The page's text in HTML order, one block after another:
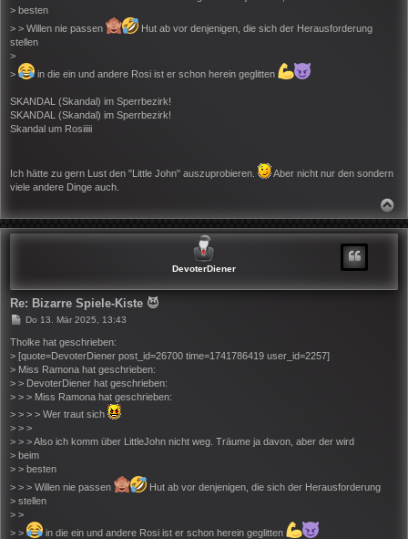
> besten
> > Willen nie passen
Hut ab vor denjenigen, die sich der Herausforderung
stellen
>
>
in die ein und andere Rosi ist er schon herein geglitten
SKANDAL (Skandal) im Sperrbezirk!
SKANDAL (Skandal) im Sperrbezirk!
Skandal um Rosiiiii
Ich hätte zu gern Lust den "Little John" auszuprobieren.
Aber nicht nur den sondern
viele andere Dinge auch.
C
DevoterDiener
Re: Bizarre Spiele-Kiste 😈
B
i
r
a
g
Do 13. Mär 2025, 13:43
Tholke hat geschrieben:
> [quote=DevoterDiener post_id=26700 time=1741786419 user_id=2257]
> Miss Ramona hat geschrieben:
> > DevoterDiener hat geschrieben:
> > > Miss Ramona hat geschrieben:
> > > > Wer traut sich
> > >
> > > Also ich komm über LittleJohn nicht weg. Träume ja davon, aber der wird
> beim
> > besten
> > > Willen nie passen
Hut ab vor denjenigen, die sich der Herausforderung
> stellen
> >
> >
in die ein und andere Rosi ist er schon herein geglitten